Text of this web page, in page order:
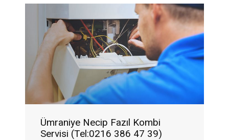
Ümraniye Necip Fazıl Kombi
Servisi (Tel:0216 386 47 39)